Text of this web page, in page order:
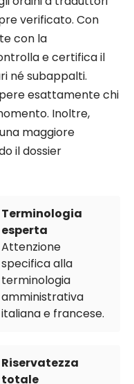
verificato. Con
con la
e certifica il
né subappalti.
esattamente chi
Inoltre,
maggiore
il dossier
Terminologia
esperta
Attenzione
specifica alla
terminologia
amministrativa
italiana e francese.
Riservatezza
totale